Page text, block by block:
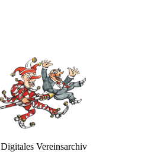
Digitales Vereinsarchiv